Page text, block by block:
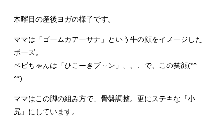
木曜日の産後ヨガの様子です。
ママは「ゴームカアーサナ」という牛の顔をイメージした
ポーズ。
ベビちゃんは「ひこーきブ～ン」、、、で、この笑顔(*^-
^*)
ママはこの脚の組み方で、骨盤調整。更にステキな「小
尻」にしています。